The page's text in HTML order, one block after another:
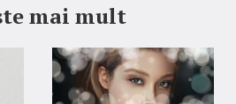
mai mult